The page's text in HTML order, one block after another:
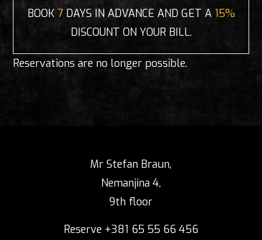
BOOK 7DAYS IN ADVANCE AND GET A 15%
DISCOUNT ON YOUR BILL.
Reservations are no longer possible.
Mr Stefan Braun,
Nemanjina 4,
9th floor
Reserve +381 65 55 66 456